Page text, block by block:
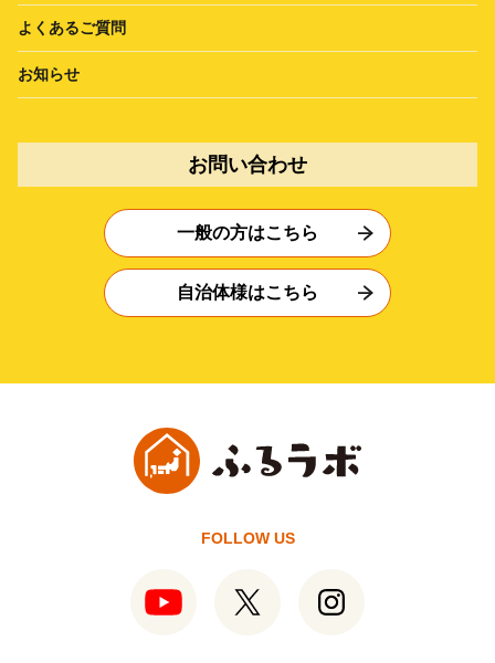
よくあるご質問
お知らせ
お問い合わせ
一般の方はこちら
自治体様はこちら
FOLLOW US